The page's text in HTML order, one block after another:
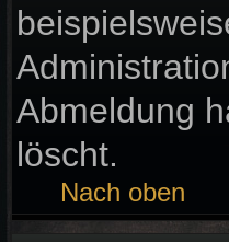
Abmeldung
löscht.
Nach oben